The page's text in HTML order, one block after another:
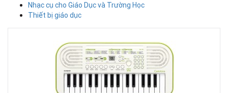
Nhạc cụ cho Giáo Dục và Trường Học
Thiết bị giáo dục